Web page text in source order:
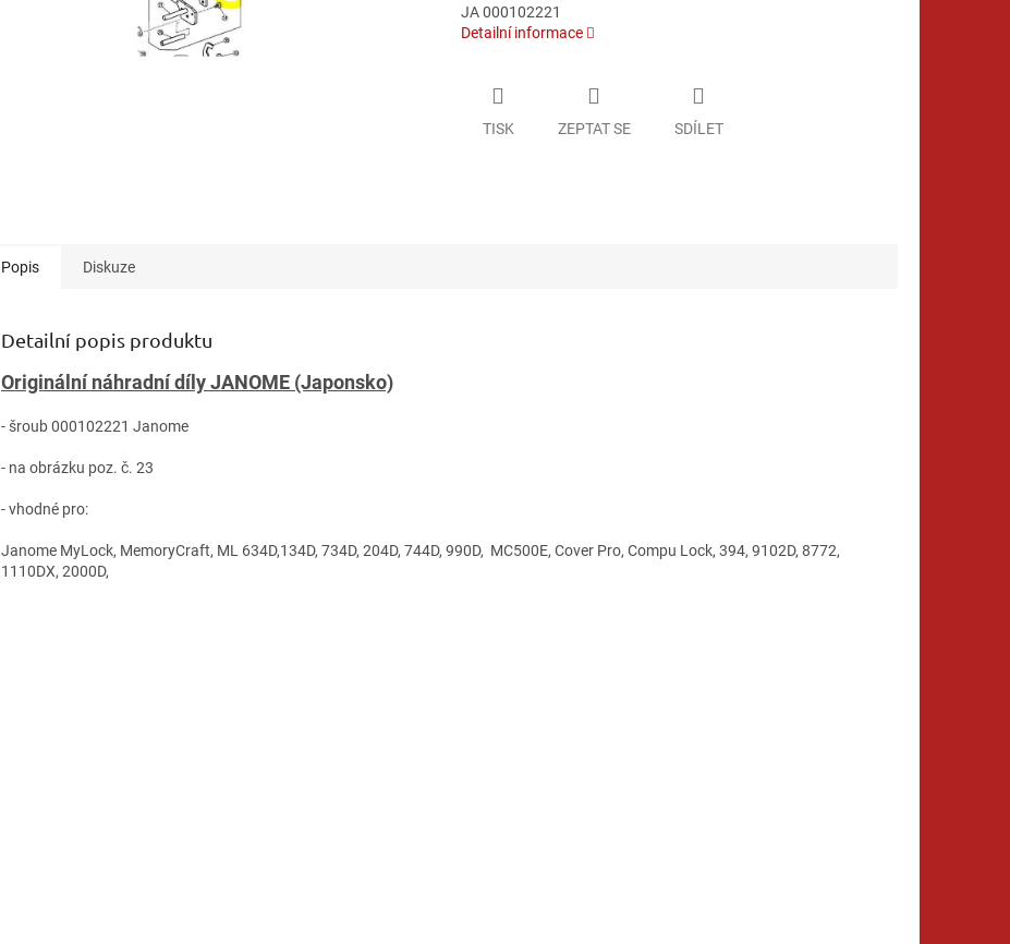
JA 000102221
Detailní informace
TISK ZEPTAT SE SDÍLET
Popis Diskuze
Detailní popis produktu
Originální náhradní díly JANOME (Japonsko)
- šroub 000102221 Janome
- na obrázku poz. č. 23
- vhodné pro:
Janome MyLock, MemoryCraft, ML 634D,134D, 734D, 204D, 744D, 990D, MC500E, Cover Pro, Compu Lock, 394, 9102D, 8772,
1110DX, 2000D,